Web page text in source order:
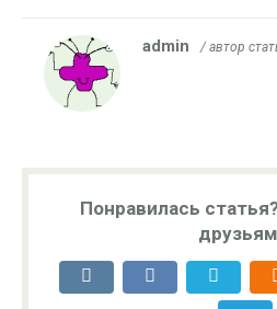
admin / автор
Понравилась